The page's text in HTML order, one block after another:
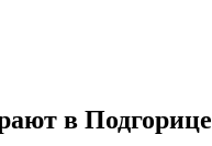
в Подгорице